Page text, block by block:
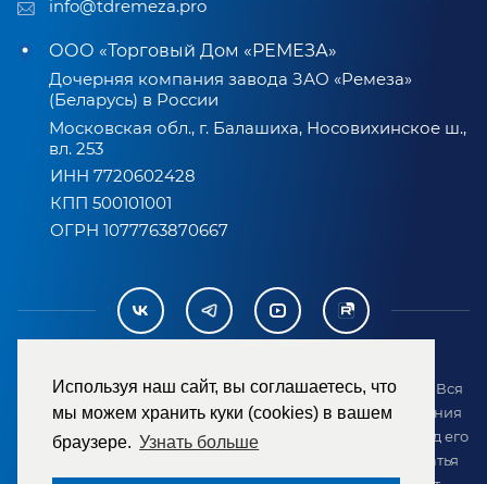
Используя наш сайт, вы соглашаетесь, что
мы можем хранить куки (cookies) в вашем
браузере. Узнать больше
info@tdremeza.pro
ООО «Торговый Дом «РЕМЕЗА»
Дочерняя компания завода ЗАО «Ремеза»
(Беларусь) в России
Московская обл., г. Балашиха, Носовихинское ш.,
вл. 253
ИНН 7720602428
КПП 500101001
ОГРН 1077763870667
2007-2026 © ООО «ТД «РЕМЕЗА». Все права защищены. Вся
информация на сайте размещена в целях предоставления
возможности покупателю ознакомиться с товаром перед его
приобретением и не является публичной офертой (статья